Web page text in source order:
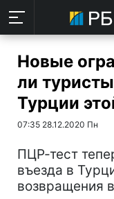
Новые
ли
Турции
07:35 28.12.2020 Пн
ПЦР-тест
въезда в
возвращения